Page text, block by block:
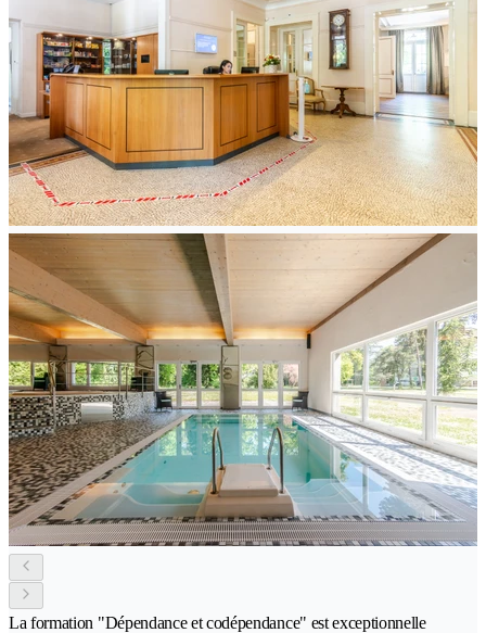
La formation "Dépendance et codépendance" est exceptionnelle